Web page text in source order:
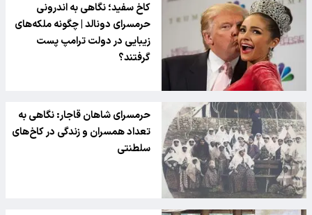
کاخ سفید؛ نگاهی به اندرونی
حرمسرای دونالد | چگونه ملکه‌های
زیبایی در دولت ترامپ پست
گرفتند؟
حرمسرای شاهان قاجار: نگاهی به
تعداد همسران و زندگی در کاخ‌های
سلطنتی